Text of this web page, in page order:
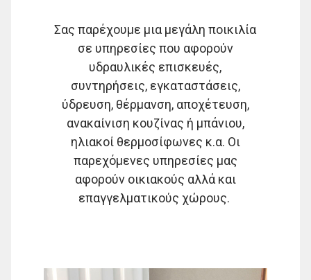
Σας παρέχουμε μια μεγάλη ποικιλία
σε υπηρεσίες που αφορούν
υδραυλικές επισκευές,
συντηρήσεις, εγκαταστάσεις,
ύδρευση, θέρμανση, αποχέτευση,
ανακαίνιση κουζίνας ή μπάνιου,
ηλιακοί θερμοσίφωνες κ.α. Οι
παρεχόμενες υπηρεσίες μας
αφορούν οικιακούς αλλά και
επαγγελματικούς χώρους.